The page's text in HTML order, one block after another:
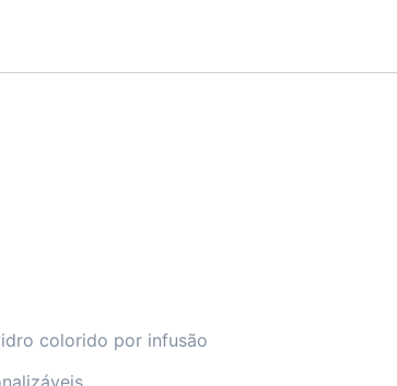
colorido por infusão